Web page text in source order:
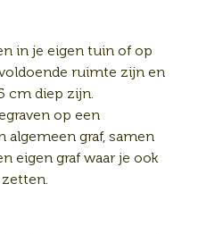
in je eigen tuin of op
ruimte zijn en
cm diep zijn.
op een
algemeen graf, samen
eigen graf waar je ook